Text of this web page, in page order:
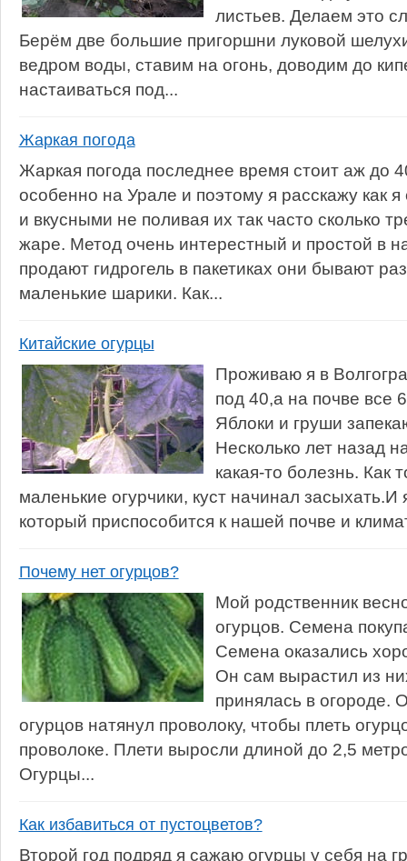
листьев. Делаем это
Берём две большие пригоршни луковой
ведром воды, ставим на огонь, доводим до
настаиваться под...
Жаркая погода
Жаркая погода последнее время стоит аж до
особенно на Урале и поэтому я расскажу как
и вкусными не поливая их так часто сколько
жаре. Метод очень интерестный и простой в
продают гидрогель в пакетиках они бывают
маленькие шарики. Как...
Китайские огурцы
Проживаю я в
под 40,а на почве все
Яблоки и груши
Несколько лет назад
какая-то болезнь. Как
маленькие огурчики, куст начинал
который приспособится к нашей почве и
Почему нет огурцов?
Мой родственник
огурцов. Семена
Семена оказались
Он сам вырастил из
принялась в огороде.
огурцов натянул проволоку, чтобы плеть
проволоке. Плети выросли длиной до 2,5
Огурцы...
Как избавиться от пустоцветов?
Второй год подряд я сажаю огурцы у себя на